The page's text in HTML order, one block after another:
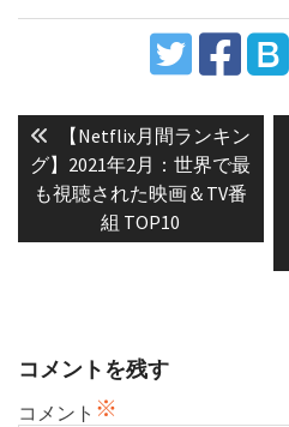
稿
ナ
ビ
ン
Previous
post:
【Netflix月間ランキン
グ】2021年2月：世界で最
も視聴された映画＆TV番
組 TOP10
コメントを残す
コメント ※